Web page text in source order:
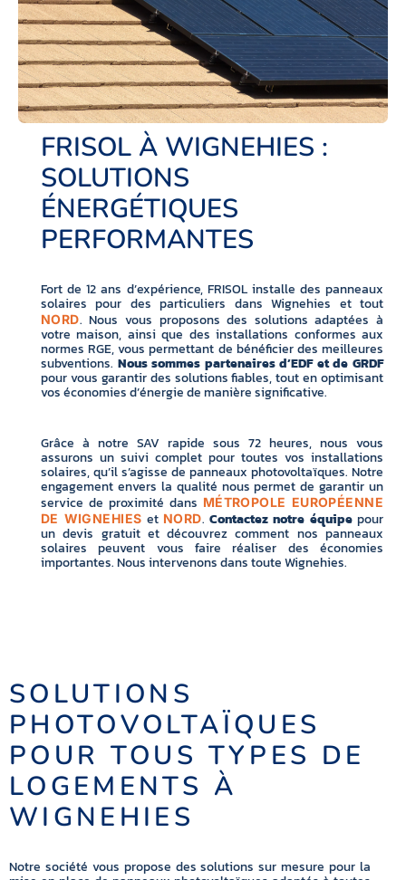
FRISOL À WIGNEHIES :
SOLUTIONS
ÉNERGÉTIQUES
PERFORMANTES
Fort de 12 ans d’expérience, FRISOL installe des panneaux
solaires pour des particuliers dans Wignehies et tout
NORD. Nous vous proposons des solutions adaptées à
votre maison, ainsi que des installations conformes aux
normes RGE, vous permettant de bénéficier des meilleures
subventions. Nous sommes partenaires d’EDF et de GRDF
pour vous garantir des solutions fiables, tout en optimisant
vos économies d’énergie de manière significative.
Grâce à notre SAV rapide sous 72 heures, nous vous
assurons un suivi complet pour toutes vos installations
solaires, qu’il s’agisse de panneaux photovoltaïques. Notre
engagement envers la qualité nous permet de garantir un
service de proximité dans MÉTROPOLE EUROPÉENNE
DE WIGNEHIES et NORD.Contactez notre équipepour
un devis gratuit et découvrez comment nos panneaux
solaires peuvent vous faire réaliser des économies
importantes. Nous intervenons dans toute Wignehies.
SOLUTIONS
PHOTOVOLTAÏQUES
POUR TOUS TYPES DE
LOGEMENTS À
WIGNEHIES
Notre société vous propose des solutions sur mesure pour la